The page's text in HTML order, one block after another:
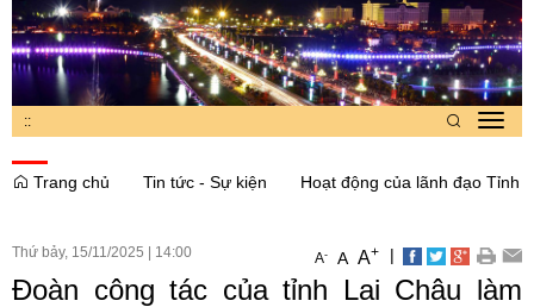
::
Trang chủ
Tin tức - Sự kiện Hoạt động của lãnh đạo Tỉnh
Thứ bảy, 15/11/2025 14:00 A- A A+ |
Đoàn công tác của tỉnh Lai Châu làm